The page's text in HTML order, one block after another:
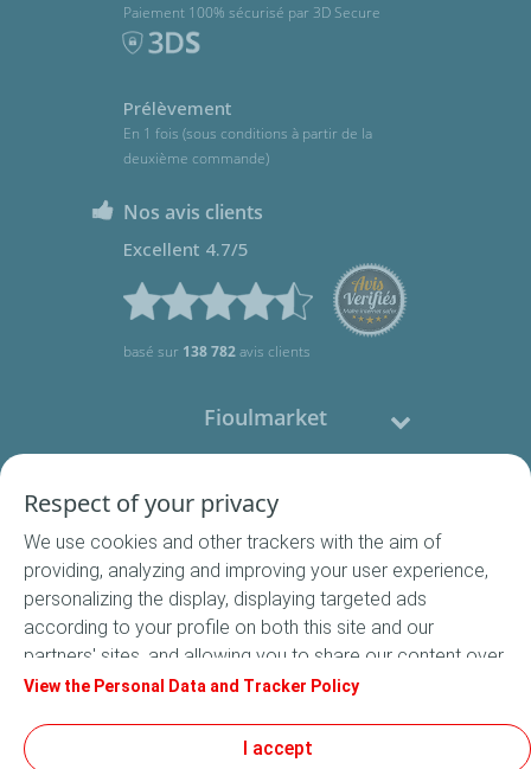
Paiement 100% sécurisé par 3D Secure
Prélèvement
En 1 fois (sous conditions à partir de la
deuxième commande)
Nos avis clients
Excellent 4.7/5
basé sur 138 782avis clients
Fioulmarket
Nous contacter
Suivez-nous
Conditions Générales de Vente
Respect of your privacy
We use cookies and other trackers with the aim of
providing, analyzing and improving your user experience,
personalizing the display, displaying targeted ads
according to your profile on both this site and our
partners' sites, and allowing you to share our content over
social media. In accordance with French legislation,
default. You can change your cookie settings at any time
View the Personal Data and Tracker Policy
I accept